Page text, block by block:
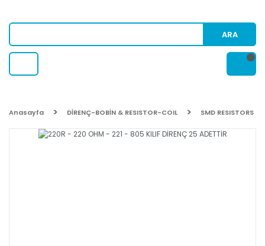
ARA
Anasayfa DİRENÇ-BOBİN & RESISTOR-COIL SMD RESISTORS